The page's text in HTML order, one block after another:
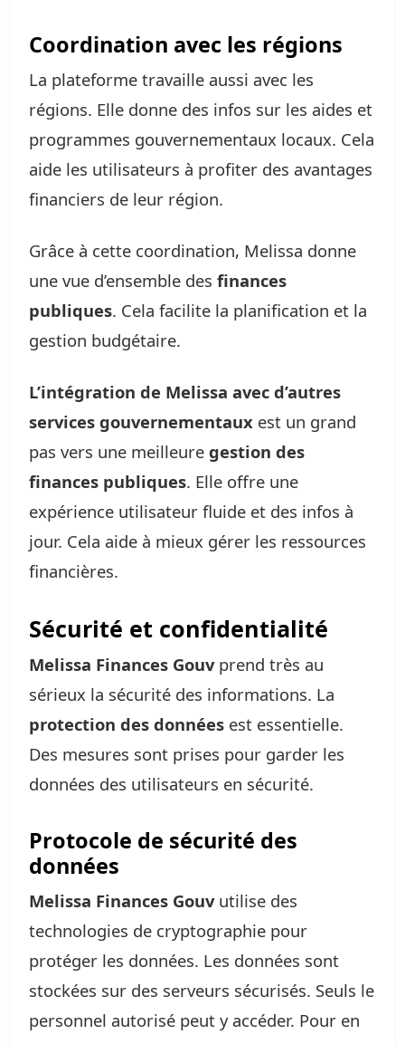
Coordination avec les régions
La plateforme travaille aussi avec les
régions. Elle donne des infos sur les aides et
programmes gouvernementaux locaux. Cela
aide les utilisateurs à profiter des avantages
financiers de leur région.
Grâce à cette coordination, Melissa donne
une vue d’ensemble des finances
publiques. Cela facilite la planification et la
gestion budgétaire.
L’intégration de Melissa avec d’autres
services gouvernementaux est un grand
pas vers une meilleure gestion des
finances publiques. Elle offre une
expérience utilisateur fluide et des infos à
jour. Cela aide à mieux gérer les ressources
financières.
Sécurité et confidentialité
Melissa Finances Gouvprend très au
sérieux la sécurité des informations. La
protection des données est essentielle.
Des mesures sont prises pour garder les
données des utilisateurs en sécurité.
Protocole de sécurité des
données
Melissa Finances Gouvutilise des
technologies de cryptographie pour
protéger les données. Les données sont
stockées sur des serveurs sécurisés. Seuls le
personnel autorisé peut y accéder. Pour en